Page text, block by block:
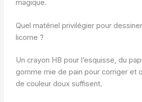
magique.
Quel matériel privilégier pour
licorne ?
Un crayon HB pour l’esquisse, du
gomme mie de pain pour corriger et
de couleur doux suffisent.